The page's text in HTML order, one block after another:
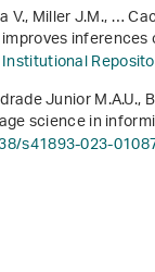
V., Miller J.M., …
inferences
Institutional
Junior
science in
s41893-023-